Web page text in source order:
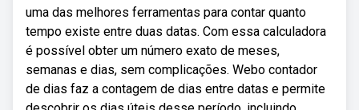
uma das melhores ferramentas para contar quanto
tempo existe entre duas datas. Com essa calculadora
é possível obter um número exato de meses,
semanas e dias, sem complicações. Webo contador
de dias faz a contagem de dias entre datas e permite